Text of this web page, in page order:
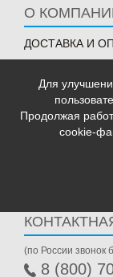
О
ДОСТАВКА И
ГАРАНТИЯ
АКЦИИ
ОПТОВИКАМ
ПОЛИТИКА
(по России звонок
8 (800)
Для
Продолжая
cookie-